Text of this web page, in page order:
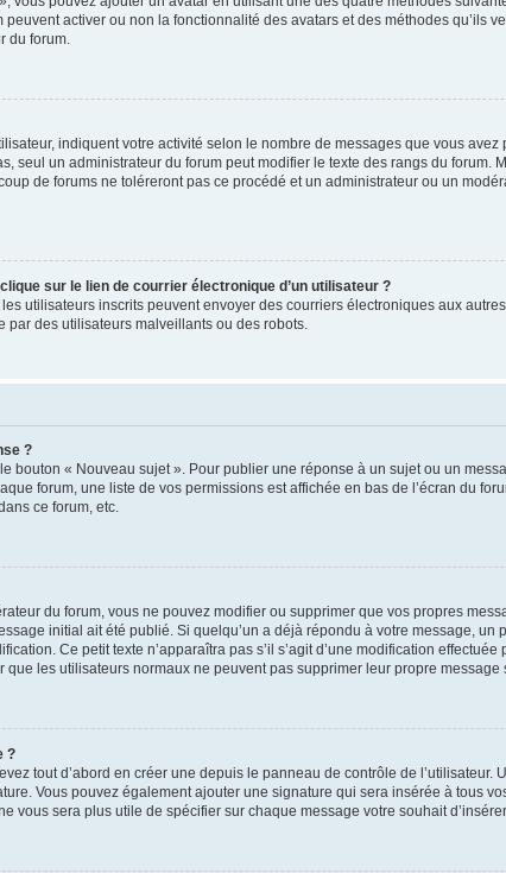
activer ou non la fonctionnalité des avatars et des méthodes
du forum.
indiquent votre activité selon le nombre de messages que vous
seul un administrateur du forum peut modifier le texte des rangs du forum.
de forums ne toléreront pas ce procédé et un administrateur ou un
sur le lien de courrier électronique d’un utilisateur ?
utilisateurs inscrits peuvent envoyer des courriers électroniques aux
des utilisateurs malveillants ou des robots.
?
bouton « Nouveau sujet ». Pour publier une réponse à un sujet ou un
forum, une liste de vos permissions est affichée en bas de l’écran du
ce forum, etc.
du forum, vous ne pouvez modifier ou supprimer que vos propres
initial ait été publié. Si quelqu’un a déjà répondu à votre message,
Ce petit texte n’apparaîtra pas s’il s’agit d’une modification
les utilisateurs normaux ne peuvent pas supprimer leur propre message
?
tout d’abord en créer une depuis le panneau de contrôle de
Vous pouvez également ajouter une signature qui sera insérée à tous
vous sera plus utile de spécifier sur chaque message votre souhait